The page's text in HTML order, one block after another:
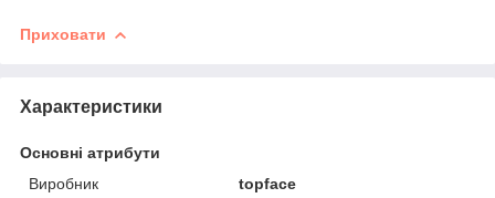
Приховати
Характеристики
Основні атрибути
Виробник
topface